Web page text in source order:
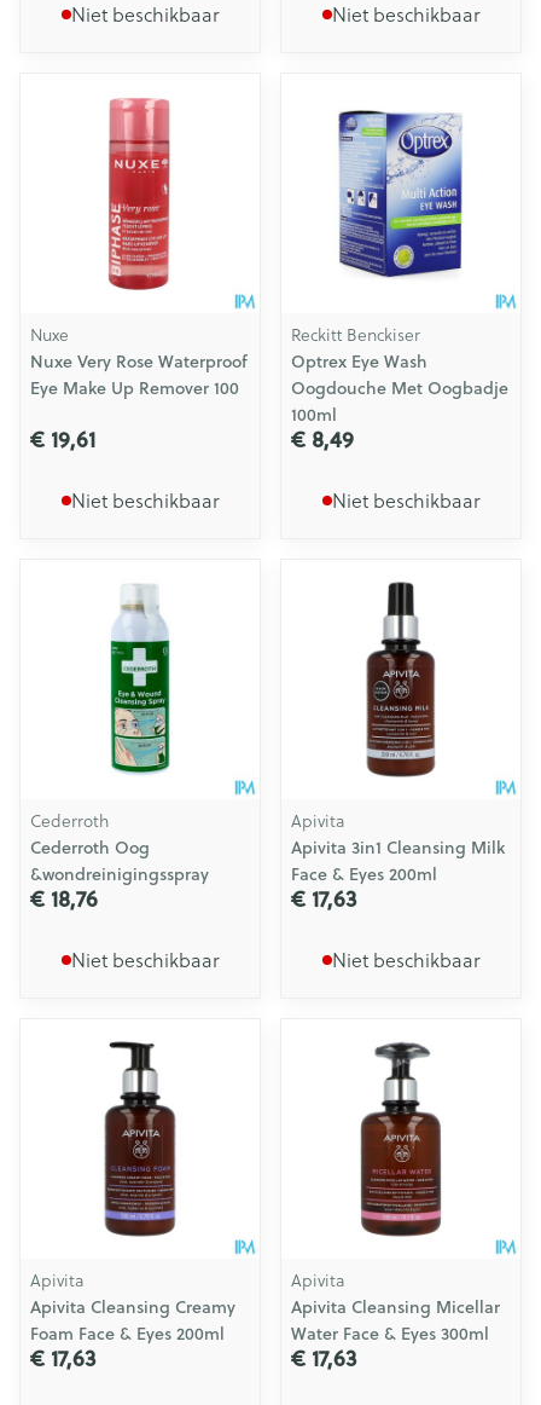
Niet beschikbaar Niet beschikbaar
Nuxe
Nuxe Very Rose Waterproof
Eye Make Up Remover 100
€ 19,61
Niet beschikbaar
Reckitt Benckiser
Optrex Eye Wash
Oogdouche Met Oogbadje
100ml
€ 8,49
Niet beschikbaar
Cederroth
Cederroth Oog
&wondreinigingsspray
€ 18,76
Niet beschikbaar
Apivita
Apivita 3in1 Cleansing Milk
Face & Eyes 200ml
€ 17,63
Niet beschikbaar
Apivita
Apivita Cleansing Creamy
Foam Face & Eyes 200ml
€ 17,63
Apivita
Apivita Cleansing Micellar
Water Face & Eyes 300ml
€ 17,63